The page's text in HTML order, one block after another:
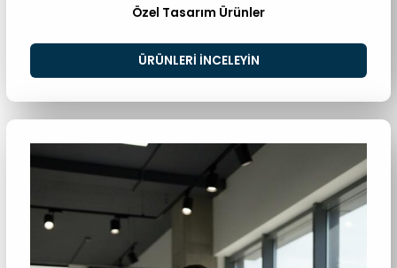
Özel Tasarım Ürünler
ÜRÜNLERI INCELEYIN